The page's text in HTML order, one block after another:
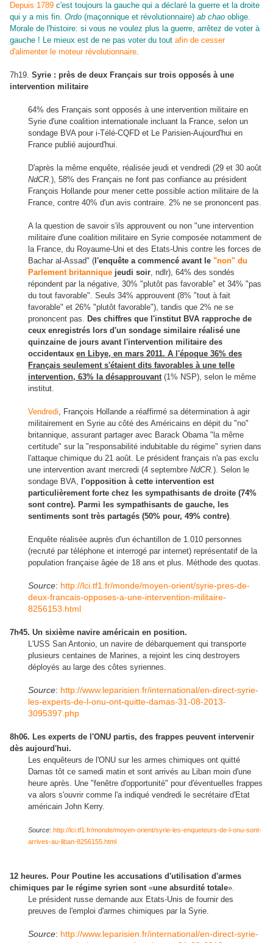
Depuis 1789 c'est toujours la gauche qui a déclaré la guerre et la droite
qui y a mis fin. Ordo (maçonnique et révolutionnaire) ab chao oblige.
Morale de l'histoire: si vous ne voulez plus la guerre, arrêtez de voter à
gauche ! Le mieux est de ne pas voter du tout afin de cesser
d'alimenter le moteur révolutionnaire.
7h19. Syrie : près de deux Français sur trois opposés à une
intervention militaire
64% des Français sont opposés à une intervention militaire en
Syrie d'une coalition internationale incluant la France, selon un
sondage BVA pour i-Télé-CQFD et Le Parisien-Aujourd'hui en
France publié aujourd'hui.
D'après la même enquête, réalisée jeudi et vendredi (29 et 30 août
NdCR.), 58% des Français ne font pas confiance au président
François Hollande pour mener cette possible action militaire de la
France, contre 40% d'un avis contraire. 2% ne se prononcent pas.
A la question de savoir s'ils approuvent ou non "une intervention
militaire d'une coalition militaire en Syrie composée notamment de
la France, du Royaume-Uni et des Etats-Unis contre les forces de
Bachar al-Assad" ( l'enquête a commencé avant le "non" du
Parlement britannique jeudi soir, ndlr), 64% des sondés
répondent par la négative, 30% "plutôt pas favorable" et 34% "pas
du tout favorable". Seuls 34% approuvent (8% "tout à fait
favorable" et 26% "plutôt favorable"), tandis que 2% ne se
prononcent pas. Des chiffres que l'institut BVA rapproche de
ceux enregistrés lors d'un sondage similaire réalisé une
quinzaine de jours avant l'intervention militaire des
occidentaux en Libye, en mars 2011. A l'époque 36% des
Français seulement s'étaient dits favorables à une telle
intervention, 63% la désapprouvant(1% NSP), selon le même
institut.
Vendredi, François Hollande a réaffirmé sa détermination à agir
militairement en Syrie au côté des Américains en dépit du "no"
britannique, assurant partager avec Barack Obama "la même
certitude" sur la "responsabilité indubitable du régime" syrien dans
l'attaque chimique du 21 août. Le président français n'a pas exclu
une intervention avant mercredi (4 septembre NdCR.). Selon le
sondage BVA, l'opposition à cette intervention est
particulièrement forte chez les sympathisants de droite (74%
sont contre). Parmi les sympathisants de gauche, les
sentiments sont très partagés (50% pour, 49% contre).
Enquête réalisée auprès d'un échantillon de 1.010 personnes
(recruté par téléphone et interrogé par internet) représentatif de la
population française âgée de 18 ans et plus. Méthode des quotas.
Source: http://lci.tf1.fr/monde/moyen-orient/syrie-pres-de-
deux-francais-opposes-a-une-intervention-militaire-
8256153.html
7h45. Un sixième navire américain en position.
L'USS San Antonio, un navire de débarquement qui transporte
plusieurs centaines de Marines, a rejoint les cinq destroyers
déployés au large des côtes syriennes.
Source: http://www.leparisien.fr/international/en-direct-syrie-
les-experts-de-l-onu-ont-quitte-damas-31-08-2013-
3095397.php
8h06. Les experts de l'ONU partis, des frappes peuvent intervenir
dès aujourd'hui.
Les enquêteurs de l'ONU sur les armes chimiques ont quitté
Damas tôt ce samedi matin et sont arrivés au Liban moin d'une
heure après. Une "fenêtre d'opportunité" pour d'éventuelles frappes
va alors s'ouvrir comme l'a indiqué vendredi le secrétaire d'Etat
américain John Kerry.
Source: http://lci.tf1.fr/monde/moyen-orient/syrie-les-enqueteurs-de-l-onu-sont-
arrives-au-liban-8256155.html
12 heures. Pour Poutine les accusations d'utilisation d'armes
chimiques par le régime syrien sont «une absurdité totale».
Le président russe demande aux Etats-Unis de fournir des
preuves de l'emploi d'armes chimiques par la Syrie.
Source: http://www.leparisien.fr/international/en-direct-syrie-